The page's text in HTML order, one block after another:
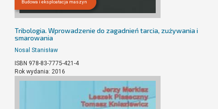
Budowa i eksploatacja maszyn
Tribologia. Wprowadzenie do zagadnień tarcia, zużywania i
smarowania
Nosal Stanisław
ISBN 978-83-7775-421-4
Rok wydania: 2016